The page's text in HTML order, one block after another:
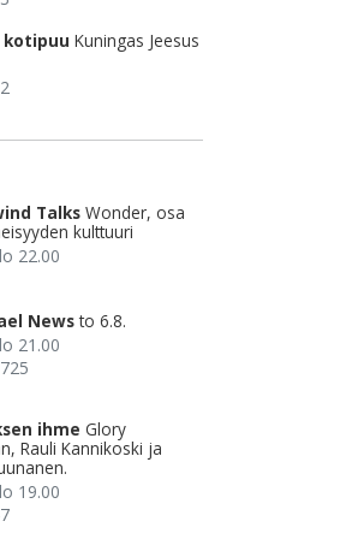
kotipuu Kuningas Jeesus
Talks Wonder, osa
kulttuuri
22.00
News to 6.8.
21.00
ihme Glory
Rauli Kannikoski ja
19.00